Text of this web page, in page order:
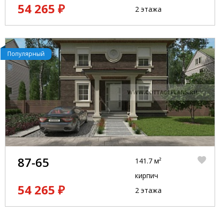
54 265 ₽
2 этажа
Популярный
87-65
54 265 ₽
141.7 м²
кирпич
2 этажа